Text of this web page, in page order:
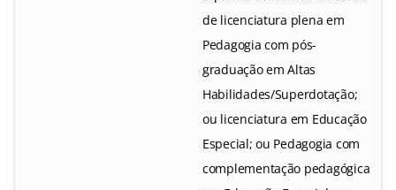
de licenciatura plena em
Pedagogia com pós-
graduação em Altas
Habilidades/Superdotação;
ou licenciatura em Educação
Especial; ou Pedagogia com
complementação pedagógica